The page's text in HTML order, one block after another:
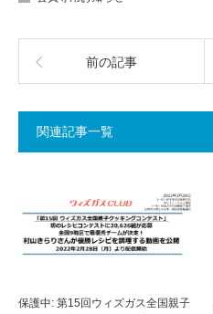
前の記事
関連記事一覧
保護中: 第15回ウィズガス全国親子